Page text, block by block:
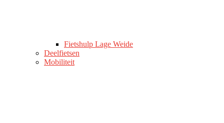
Fietshulp Lage Weide
Deelfietsen
Mobiliteit